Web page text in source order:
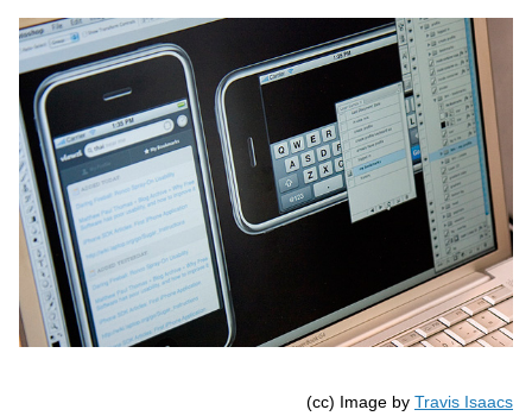
(cc) Image by Travis Isaacs